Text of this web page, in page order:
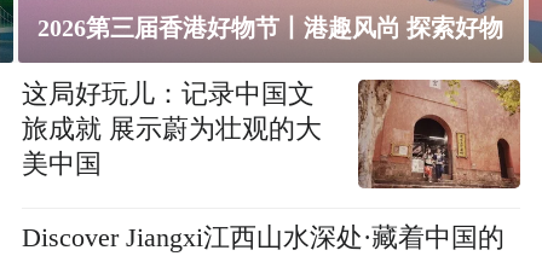
2026第三届香港好物节丨港趣风尚 探索好物
这局好玩儿：记录中国文
旅成就 展示蔚为壮观的大
美中国
Discover Jiangxi江西山水深处·藏着中国的